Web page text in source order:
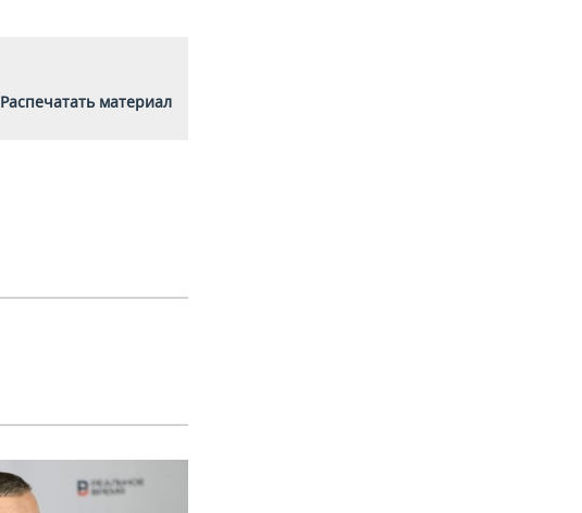
Распечатать материал